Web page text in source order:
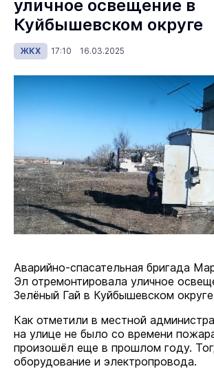
уличное освещение в
Куйбышевском округе
ЖКХ 17:10 16.03.2025
Аварийно-спасательная бригада
Эл отремонтировала уличное
Зелёный Гай в Куйбышевском
Как отметили в местной
на улице не было со времени
произошёл еще в прошлом году.
оборудование и электропровода.